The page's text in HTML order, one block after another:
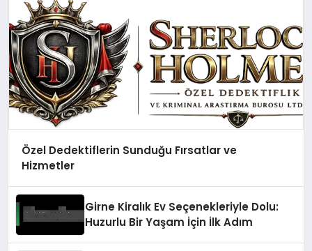
Özel Dedektiflerin Sunduğu Fırsatlar ve
Hizmetler
Girne Kiralık Ev Seçenekleriyle Dolu:
Huzurlu Bir Yaşam İçin İlk Adım